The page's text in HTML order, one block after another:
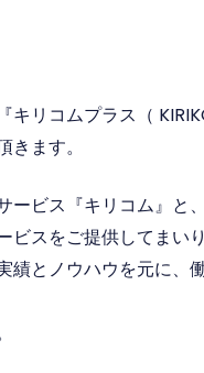
リコムプラス（
ます。
ービス『キリコム』と
スをご提供してまいり
績とノウハウを元に、